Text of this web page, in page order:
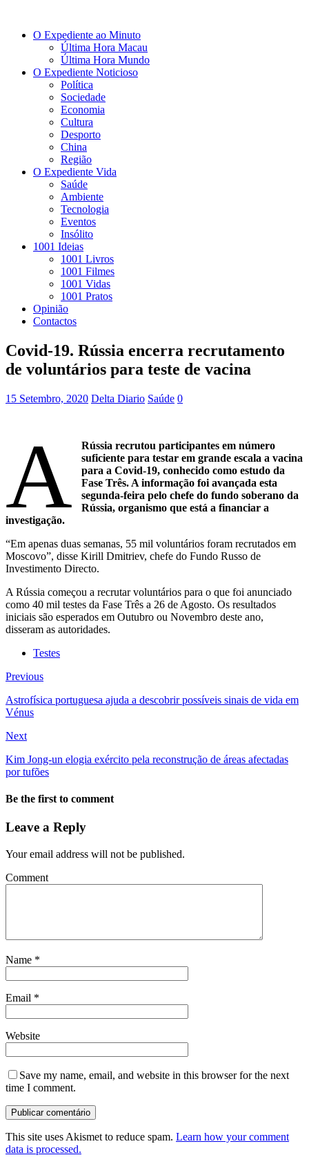
O Expediente ao Minuto
Última Hora Macau
Última Hora Mundo
O Expediente Noticioso
Política
Sociedade
Economia
Cultura
Desporto
China
Região
O Expediente Vida
Saúde
Ambiente
Tecnologia
Eventos
Insólito
1001 Ideias
1001 Livros
1001 Filmes
1001 Vidas
1001 Pratos
Opinião
Contactos
Covid-19. Rússia encerra recrutamento
de voluntários para teste de vacina
15 Setembro, 2020 Delta Diario Saúde 0
A
Rússia recrutou participantes em número
suficiente para testar em grande escala a vacina
para a Covid-19, conhecido como estudo da
Fase Três. A informação foi avançada esta
segunda-feira pelo chefe do fundo soberano da
Rússia, organismo que está a financiar a
investigação.
“Em apenas duas semanas, 55 mil voluntários foram recrutados em
Moscovo”, disse Kirill Dmitriev, chefe do Fundo Russo de
Investimento Directo.
A Rússia começou a recrutar voluntários para o que foi anunciado
como 40 mil testes da Fase Três a 26 de Agosto. Os resultados
iniciais são esperados em Outubro ou Novembro deste ano,
disseram as autoridades.
Testes
Previous
Astrofísica portuguesa ajuda a descobrir possíveis sinais de vida em
Vénus
Next
Kim Jong-un elogia exército pela reconstrução de áreas afectadas
por tufões
Be the first to comment
Leave a Reply
Your email address will not be published.
Comment
Name *
Email *
Website
Save my name, email, and website in this browser for the next
time I comment.
This site uses Akismet to reduce spam. Learn how your comment
data is processed.